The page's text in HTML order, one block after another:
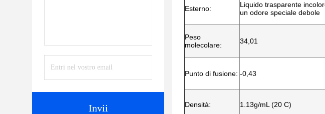
Invii
Esterno:
Liquido trasparente
un odore speciale debole
Peso
molecolare:
34,01
Punto di fusione: -0,43
Densità: 1.13g/mL (20 C)